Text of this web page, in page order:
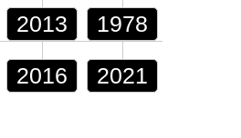
2013 1978
2016 2021